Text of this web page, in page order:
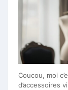
Coucou, moi
d’accessoires